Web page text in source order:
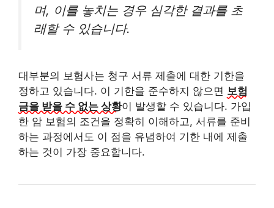
며, 이를 놓치는 경우 심각한 결과를 초
래할 수 있습니다.
대부분의 보험사는 청구 서류 제출에 대한 기한을
정하고 있습니다. 이 기한을 준수하지 않으면 보험
금을 받을 수 없는 상황이 발생할 수 있습니다. 가입
한 암 보험의 조건을 정확히 이해하고, 서류를 준비
하는 과정에서도 이 점을 유념하여 기한 내에 제출
하는 것이 가장 중요합니다.